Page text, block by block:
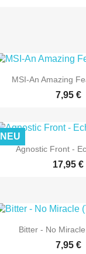

MSI-An Amazing
7,95 €

Agnostic Front -
17,95 €
NEU

Bitter - No Miracle
7,95 €